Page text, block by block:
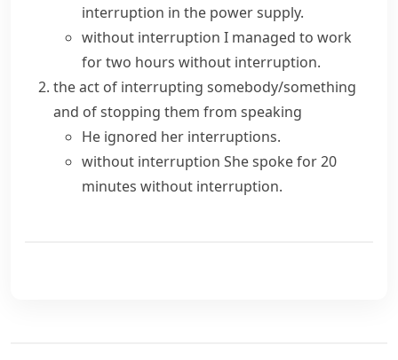
interruption in the power supply.
without interruption I managed to work
for two hours without interruption.
the act of interrupting somebody/something
and of stopping them from speaking
He ignored her interruptions.
without interruption She spoke for 20
minutes without interruption.